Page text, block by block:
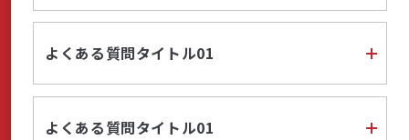
サポート・お手続き
会社案内
よくある質問タイトル01
よくある質問タイトル01